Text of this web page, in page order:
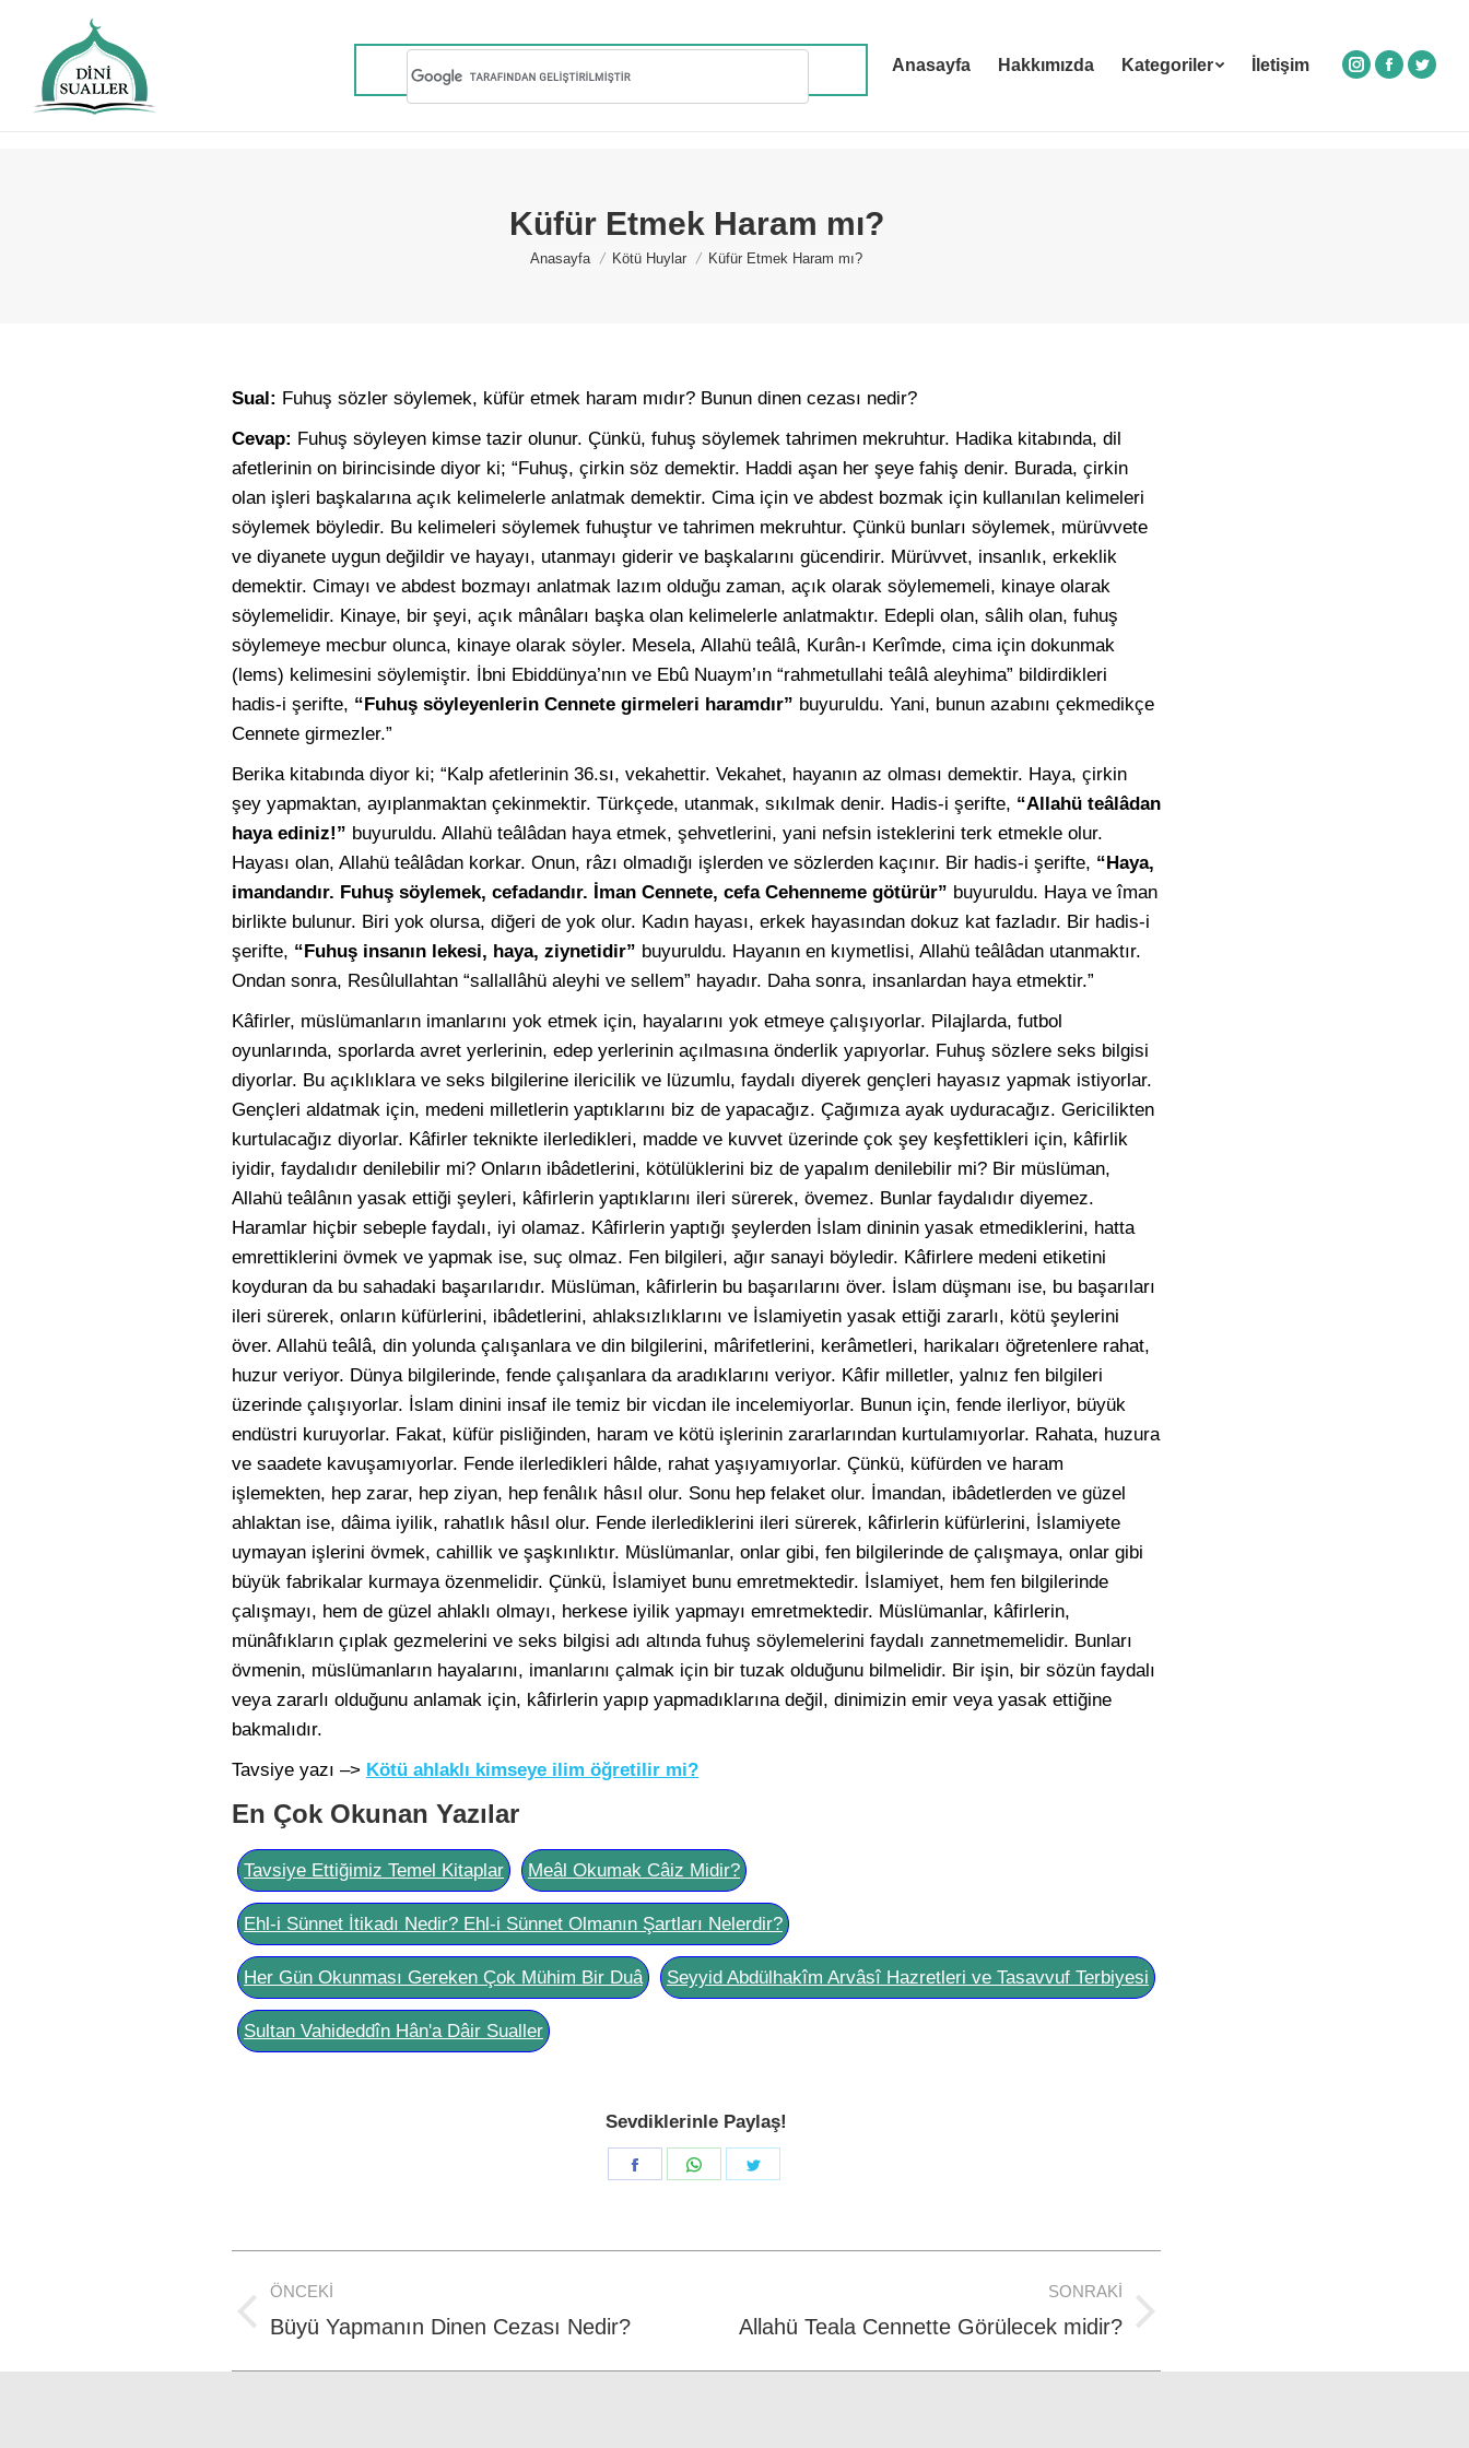
Anasayfa Hakkımızda Kategoriler İletişim
Instagram
Facebook
Küfür Etmek Haram mı?
You are here:
Anasayfa Kötü Huylar Küfür Etmek Haram mı?
Sual: Fuhuş sözler söylemek, küfür etmek haram mıdır? Bunun dinen cezası nedir?
Cevap: Fuhuş söyleyen kimse tazir olunur. Çünkü, fuhuş söylemek tahrimen mekruhtur. Hadika kitabında, dil
afetlerinin on birincisinde diyor ki; “Fuhuş, çirkin söz demektir. Haddi aşan her şeye fahiş denir. Burada, çirkin
olan işleri başkalarına açık kelimelerle anlatmak demektir. Cima için ve abdest bozmak için kullanılan kelimeleri
söylemek böyledir. Bu kelimeleri söylemek fuhuştur ve tahrimen mekruhtur. Çünkü bunları söylemek, mürüvvete
ve diyanete uygun değildir ve hayayı, utanmayı giderir ve başkalarını gücendirir. Mürüvvet, insanlık, erkeklik
demektir. Cimayı ve abdest bozmayı anlatmak lazım olduğu zaman, açık olarak söylememeli, kinaye olarak
söylemelidir. Kinaye, bir şeyi, açık mânâları başka olan kelimelerle anlatmaktır. Edepli olan, sâlih olan, fuhuş
söylemeye mecbur olunca, kinaye olarak söyler. Mesela, Allahü teâlâ, Kurân-ı Kerîmde, cima için dokunmak
(lems) kelimesini söylemiştir. İbni Ebiddünya’nın ve Ebû Nuaym’ın “rahmetullahi teâlâ aleyhima” bildirdikleri
hadis-i şerifte, “Fuhuş söyleyenlerin Cennete girmeleri haramdır” buyuruldu. Yani, bunun azabını çekmedikçe
Cennete girmezler.”
Berika kitabında diyor ki; “Kalp afetlerinin 36.sı, vekahettir. Vekahet, hayanın az olması demektir. Haya, çirkin
şey yapmaktan, ayıplanmaktan çekinmektir. Türkçede, utanmak, sıkılmak denir. Hadis-i şerifte, “Allahü teâlâdan
haya ediniz!” buyuruldu. Allahü teâlâdan haya etmek, şehvetlerini, yani nefsin isteklerini terk etmekle olur.
Hayası olan, Allahü teâlâdan korkar. Onun, râzı olmadığı işlerden ve sözlerden kaçınır. Bir hadis-i şerifte, “Haya,
imandandır. Fuhuş söylemek, cefadandır. İman Cennete, cefa Cehenneme götürür” buyuruldu. Haya ve îman
birlikte bulunur. Biri yok olursa, diğeri de yok olur. Kadın hayası, erkek hayasından dokuz kat fazladır. Bir hadis-i
şerifte, “Fuhuş insanın lekesi, haya, ziynetidir” buyuruldu. Hayanın en kıymetlisi, Allahü teâlâdan utanmaktır.
Ondan sonra, Resûlullahtan “sallallâhü aleyhi ve sellem” hayadır. Daha sonra, insanlardan haya etmektir.”
Kâfirler, müslümanların imanlarını yok etmek için, hayalarını yok etmeye çalışıyorlar. Pilajlarda, futbol
oyunlarında, sporlarda avret yerlerinin, edep yerlerinin açılmasına önderlik yapıyorlar. Fuhuş sözlere seks bilgisi
diyorlar. Bu açıklıklara ve seks bilgilerine ilericilik ve lüzumlu, faydalı diyerek gençleri hayasız yapmak istiyorlar.
Gençleri aldatmak için, medeni milletlerin yaptıklarını biz de yapacağız. Çağımıza ayak uyduracağız. Gericilikten
kurtulacağız diyorlar. Kâfirler teknikte ilerledikleri, madde ve kuvvet üzerinde çok şey keşfettikleri için, kâfirlik
iyidir, faydalıdır denilebilir mi? Onların ibâdetlerini, kötülüklerini biz de yapalım denilebilir mi? Bir müslüman,
Allahü teâlânın yasak ettiği şeyleri, kâfirlerin yaptıklarını ileri sürerek, övemez. Bunlar faydalıdır diyemez.
Haramlar hiçbir sebeple faydalı, iyi olamaz. Kâfirlerin yaptığı şeylerden İslam dininin yasak etmediklerini, hatta
emrettiklerini övmek ve yapmak ise, suç olmaz. Fen bilgileri, ağır sanayi böyledir. Kâfirlere medeni etiketini
koyduran da bu sahadaki başarılarıdır. Müslüman, kâfirlerin bu başarılarını över. İslam düşmanı ise, bu başarıları
ileri sürerek, onların küfürlerini, ibâdetlerini, ahlaksızlıklarını ve İslamiyetin yasak ettiği zararlı, kötü şeylerini
över. Allahü teâlâ, din yolunda çalışanlara ve din bilgilerini, mârifetlerini, kerâmetleri, harikaları öğretenlere rahat,
huzur veriyor. Dünya bilgilerinde, fende çalışanlara da aradıklarını veriyor. Kâfir milletler, yalnız fen bilgileri
üzerinde çalışıyorlar. İslam dinini insaf ile temiz bir vicdan ile incelemiyorlar. Bunun için, fende ilerliyor, büyük
endüstri kuruyorlar. Fakat, küfür pisliğinden, haram ve kötü işlerinin zararlarından kurtulamıyorlar. Rahata, huzura
ve saadete kavuşamıyorlar. Fende ilerledikleri hâlde, rahat yaşıyamıyorlar. Çünkü, küfürden ve haram
işlemekten, hep zarar, hep ziyan, hep fenâlık hâsıl olur. Sonu hep felaket olur. İmandan, ibâdetlerden ve güzel
ahlaktan ise, dâima iyilik, rahatlık hâsıl olur. Fende ilerlediklerini ileri sürerek, kâfirlerin küfürlerini, İslamiyete
uymayan işlerini övmek, cahillik ve şaşkınlıktır. Müslümanlar, onlar gibi, fen bilgilerinde de çalışmaya, onlar gibi
büyük fabrikalar kurmaya özenmelidir. Çünkü, İslamiyet bunu emretmektedir. İslamiyet, hem fen bilgilerinde
çalışmayı, hem de güzel ahlaklı olmayı, herkese iyilik yapmayı emretmektedir. Müslümanlar, kâfirlerin,
münâfıkların çıplak gezmelerini ve seks bilgisi adı altında fuhuş söylemelerini faydalı zannetmemelidir. Bunları
övmenin, müslümanların hayalarını, imanlarını çalmak için bir tuzak olduğunu bilmelidir. Bir işin, bir sözün faydalı
veya zararlı olduğunu anlamak için, kâfirlerin yapıp yapmadıklarına değil, dinimizin emir veya yasak ettiğine
bakmalıdır.
Tavsiye yazı –> Kötü ahlaklı kimseye ilim öğretilir mi?
En Çok Okunan Yazılar
Tavsiye Ettiğimiz Temel Kitaplar Meâl Okumak Câiz Midir?
Ehl-i Sünnet İtikadı Nedir? Ehl-i Sünnet Olmanın Şartları Nelerdir?
Her Gün Okunması Gereken Çok Mühim Bir Duâ Seyyid Abdülhakîm Arvâsî Hazretleri ve Tasavvuf Terbiyesi
Sultan Vahideddîn Hân'a Dâir Sualler
Sevdiklerinle Paylaş!
Share
Share
Post
navigation
ÖNCEKI
Previous
Büyü Yapmanın Dinen Cezası Nedir?
SONRAKI
Next
Allahü Teala Cennette Görülecek midir?